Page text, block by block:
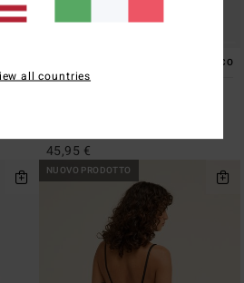
ECO
45,95 €
NUOVO PRODOTTO
all countries